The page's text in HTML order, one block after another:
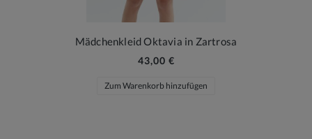
Mädchenkleid Oktavia in Zartrosa
43,00 €
Zum Warenkorb hinzufügen